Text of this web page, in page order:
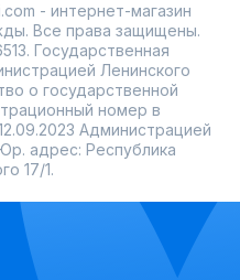
- интернет-магазин
Все права защищены.
Государственная
Ленинского
о государственной
номер в
Администрацией
адрес: Республика
17/1.